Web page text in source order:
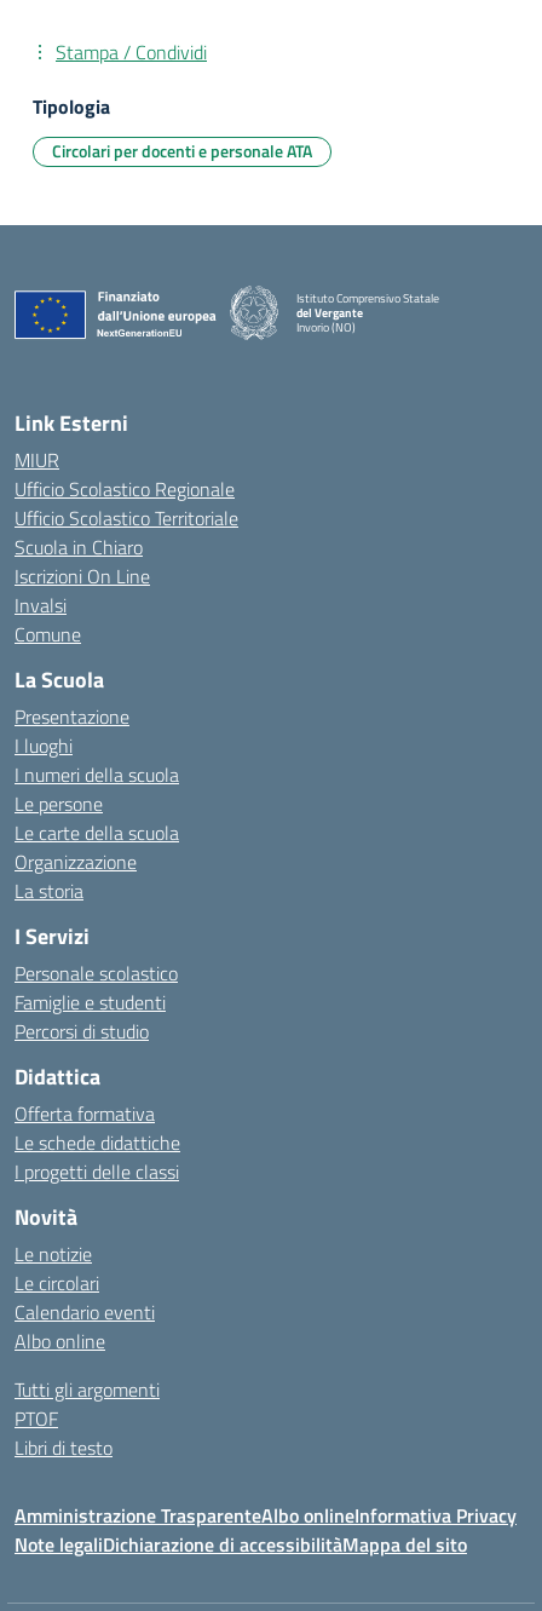
Stampa / Condividi
Tipologia
Circolari per docenti e personale ATA
Istituto Comprensivo Statale
del Vergante
Invorio (NO)
Link Esterni
MIUR
Ufficio Scolastico Regionale
Ufficio Scolastico Territoriale
Scuola in Chiaro
Iscrizioni On Line
Invalsi
Comune
La Scuola
Presentazione
I luoghi
I numeri della scuola
Le persone
Le carte della scuola
Organizzazione
La storia
I Servizi
Personale scolastico
Famiglie e studenti
Percorsi di studio
Didattica
Offerta formativa
Le schede didattiche
I progetti delle classi
Novità
Le notizie
Le circolari
Calendario eventi
Albo online
Tutti gli argomenti
PTOF
Libri di testo
Amministrazione TrasparenteAlbo onlineInformativa Privacy
Note legaliDichiarazione di accessibilitàMappa del sito